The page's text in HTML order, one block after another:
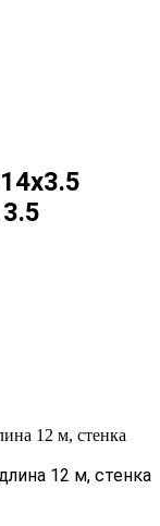
12 м, стенка
12 м, стенка